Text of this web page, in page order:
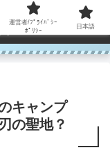
！
キャンプ
の聖地？
運営者/ﾌﾟﾗｲﾊﾞｼｰ
ﾎﾟﾘｼｰ
日本語